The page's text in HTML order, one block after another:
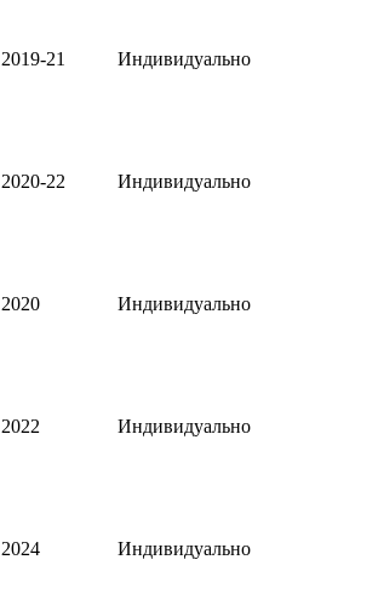
2019-21 Индивидуально
2020-22 Индивидуально
2020 Индивидуально
2022 Индивидуально
2024 Индивидуально